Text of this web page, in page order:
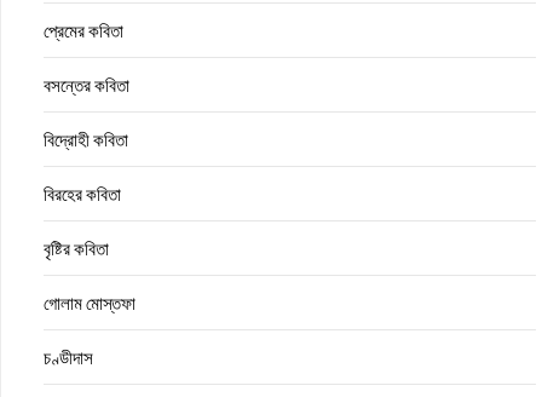
প্রেমের কবিতা
বসন্তের কবিতা
বিদ্রোহী কবিতা
বিরহের কবিতা
বৃষ্টির কবিতা
গোলাম মোস্তফা
চণ্ডীদাস